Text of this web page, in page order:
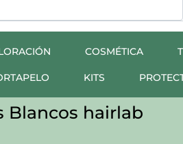
COSMÉTICA
KITS
Blancos hairlab